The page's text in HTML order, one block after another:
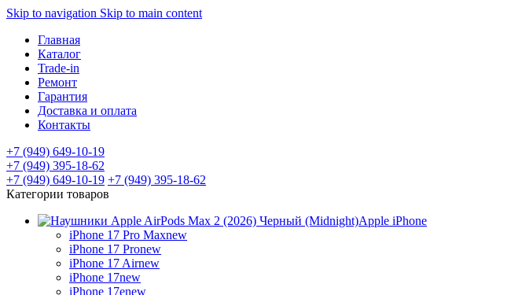
Skip to navigation Skip to main content
Главная
Каталог
Trade-in
Ремонт
Гарантия
Доставка и оплата
Контакты
+7 (949) 649-10-19
+7 (949) 395-18-62
+7 (949) 649-10-19 +7 (949) 395-18-62
Категории товаров
Apple iPhone
iPhone 17 Pro Maxnew
iPhone 17 Pronew
iPhone 17 Airnew
iPhone 17new
iPhone 17enew